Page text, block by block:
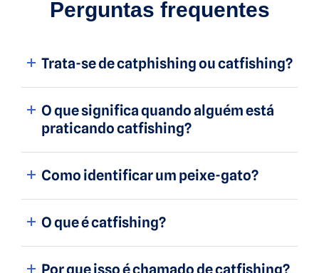
Perguntas frequentes
Trata-se de catphishing ou catfishing?
O que significa quando alguém está
praticando catfishing?
Como identificar um peixe-gato?
O que é catfishing?
Por que isso é chamado de catfishing?